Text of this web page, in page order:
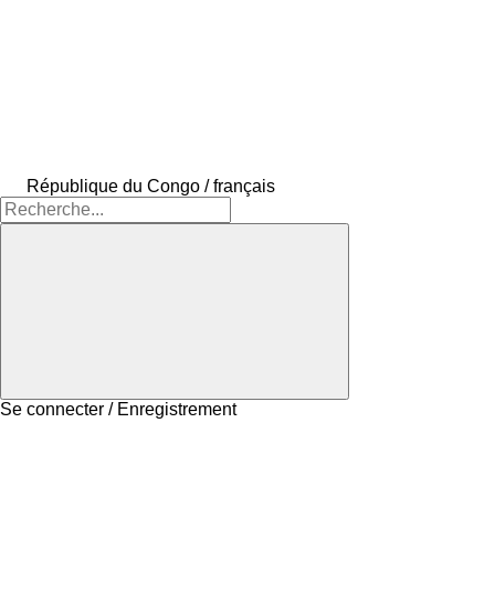
République du Congo / français
Se connecter / Enregistrement